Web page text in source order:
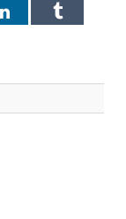
LinkedInTumblr